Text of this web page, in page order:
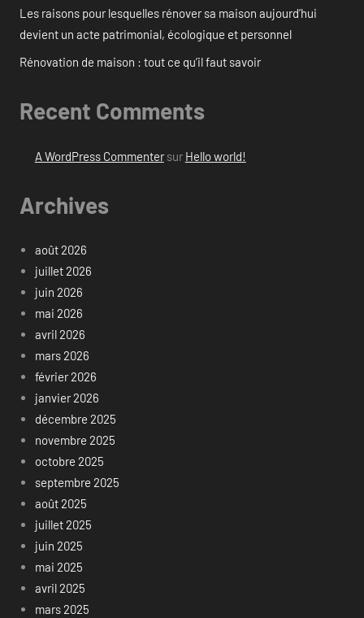
Les raisons pour lesquelles rénover sa maison aujourd’hui
devient un acte patrimonial, écologique et personnel
Rénovation de maison : tout ce qu’il faut savoir
Recent Comments
A WordPress Commentersur Hello world!
Archives
août 2026
juillet 2026
juin 2026
mai 2026
avril 2026
mars 2026
février 2026
janvier 2026
décembre 2025
novembre 2025
octobre 2025
septembre 2025
août 2025
juillet 2025
juin 2025
mai 2025
avril 2025
mars 2025